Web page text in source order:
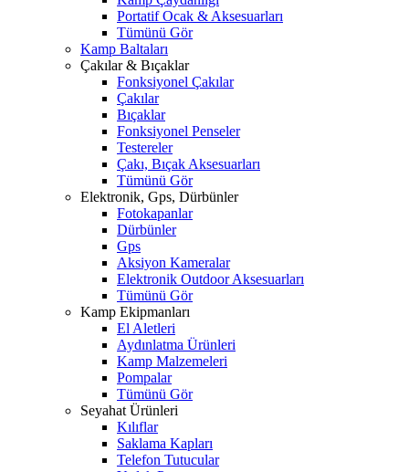
Portatif Ocak & Aksesuarları
Tümünü Gör
Kamp Baltaları
Çakılar & Bıçaklar
Fonksiyonel Çakılar
Çakılar
Bıçaklar
Fonksiyonel Penseler
Testereler
Çakı, Bıçak Aksesuarları
Tümünü Gör
Elektronik, Gps, Dürbünler
Fotokapanlar
Dürbünler
Gps
Aksiyon Kameralar
Elektronik Outdoor Aksesuarları
Tümünü Gör
Kamp Ekipmanları
El Aletleri
Aydınlatma Ürünleri
Kamp Malzemeleri
Pompalar
Tümünü Gör
Seyahat Ürünleri
Kılıflar
Saklama Kapları
Telefon Tutucular